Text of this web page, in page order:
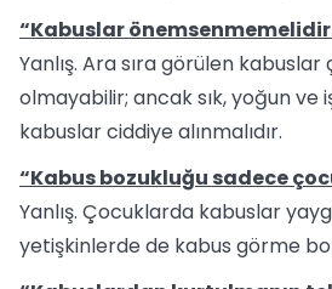
“Kabuslar
Yanlış. Ara sıra görülen
olmayabilir; ancak sık, yoğun ve
kabuslar ciddiye alınmalıdır.
“Kabus bozukluğu sadece
Yanlış. Çocuklarda kabuslar
yetişkinlerde de kabus görme